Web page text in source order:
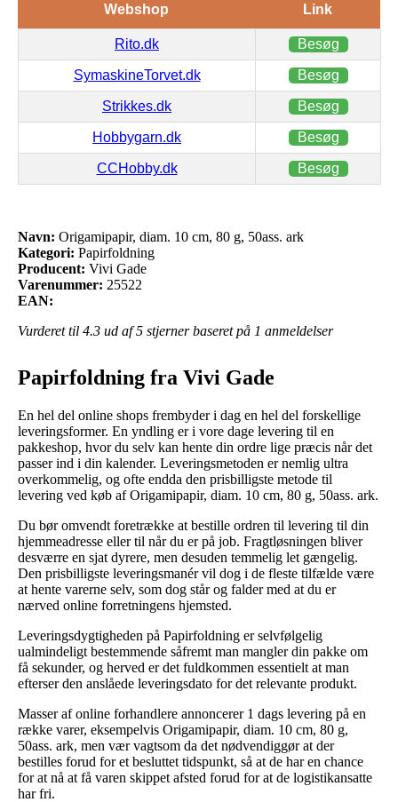
Webshop Link
Rito.dk Besøg
SymaskineTorvet.dk Besøg
Strikkes.dk Besøg
Hobbygarn.dk Besøg
CCHobby.dk Besøg
Navn: Origamipapir, diam. 10 cm, 80 g, 50ass. ark
Kategori: Papirfoldning
Producent: Vivi Gade
Varenummer: 25522
EAN:
Vurderet til 4.3 ud af 5 stjerner baseret på 1 anmeldelser
Papirfoldning fra Vivi Gade
En hel del online shops frembyder i dag en hel del forskellige
leveringsformer. En yndling er i vore dage levering til en
pakkeshop, hvor du selv kan hente din ordre lige præcis når det
passer ind i din kalender. Leveringsmetoden er nemlig ultra
overkommelig, og ofte endda den prisbilligste metode til
levering ved køb af Origamipapir, diam. 10 cm, 80 g, 50ass. ark.
Du bør omvendt foretrække at bestille ordren til levering til din
hjemmeadresse eller til når du er på job. Fragtløsningen bliver
desværre en sjat dyrere, men desuden temmelig let gængelig.
Den prisbilligste leveringsmanér vil dog i de fleste tilfælde være
at hente varerne selv, som dog står og falder med at du er
nærved online forretningens hjemsted.
Leveringsdygtigheden på Papirfoldning er selvfølgelig
ualmindeligt bestemmende såfremt man mangler din pakke om
få sekunder, og herved er det fuldkommen essentielt at man
efterser den anslåede leveringsdato for det relevante produkt.
Masser af online forhandlere annoncerer 1 dags levering på en
række varer, eksempelvis Origamipapir, diam. 10 cm, 80 g,
50ass. ark, men vær vagtsom da det nødvendiggør at der
bestilles forud for et besluttet tidspunkt, så at de har en chance
for at nå at få varen skippet afsted forud for at de logistikansatte
har fri.